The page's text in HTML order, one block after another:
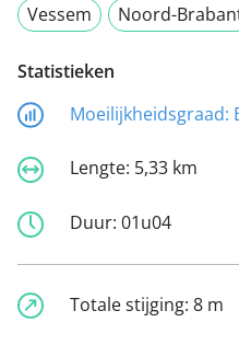
Vessem
Noord-
Statistieken
Moeilijkheidsgraad:
Lengte: 5,33 km
Duur: 01u04
Totale stijging: 8 m